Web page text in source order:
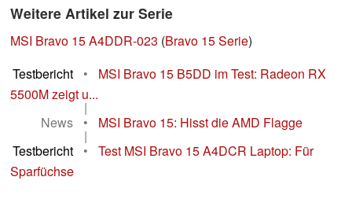
Weitere Artikel zur Serie
MSI Bravo 15 A4DDR-023 (Bravo 15 Serie)
Testbericht
•
MSI Bravo 15 B5DD im Test: Radeon RX
5500M zeigt u...
|
News
• MSI Bravo 15: Hisst die AMD Flagge
|
Testbericht
•
Test MSI Bravo 15 A4DCR Laptop: Für
Sparfüchse